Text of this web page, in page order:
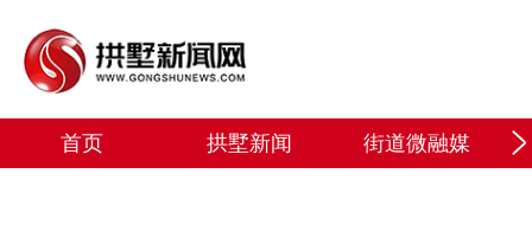
首页 拱墅新闻 街道微融媒